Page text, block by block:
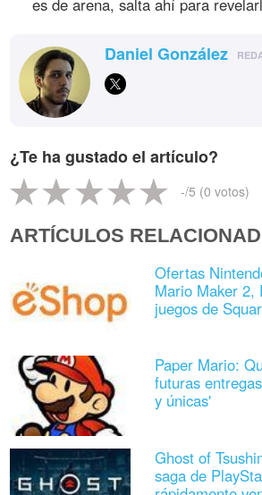
es de arena, salta ahí para
Daniel González
¿Te ha gustado el artículo?
-/5 (0 votos)
ARTÍCULOS
Ofertas
Mario Maker 2,
juegos de
Paper Mario:
futuras
y únicas'
Ghost of
saga de